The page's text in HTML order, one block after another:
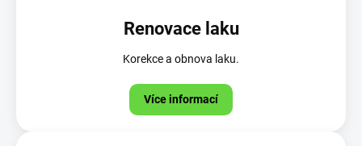
Renovace laku
Korekce a obnova laku.
Více informací